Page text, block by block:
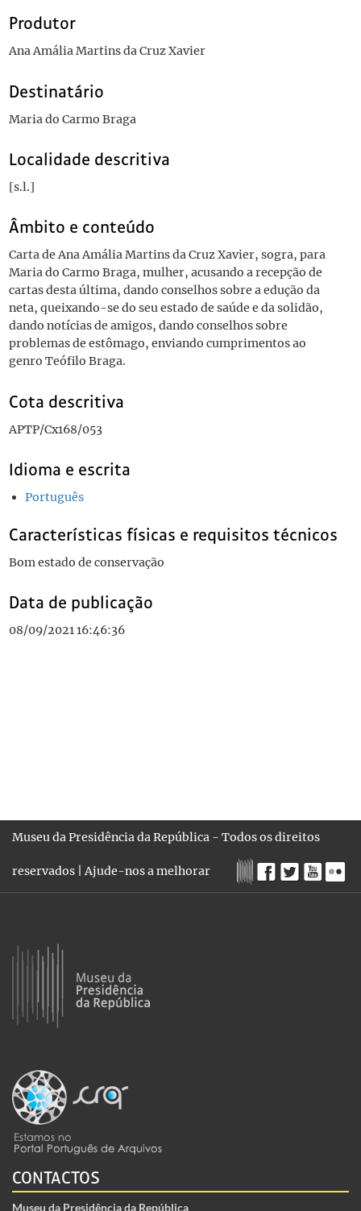
Produtor
Ana Amália Martins da Cruz Xavier
Destinatário
Maria do Carmo Braga
Localidade descritiva
[s.l.]
Âmbito e conteúdo
Carta de Ana Amália Martins da Cruz Xavier, sogra, para
Maria do Carmo Braga, mulher, acusando a recepção de
cartas desta última, dando conselhos sobre a edução da
neta, queixando-se do seu estado de saúde e da solidão,
dando notícias de amigos, dando conselhos sobre
problemas de estômago, enviando cumprimentos ao
genro Teófilo Braga.
Cota descritiva
APTP/Cx168/053
Idioma e escrita
Português
Características físicas e requisitos técnicos
Bom estado de conservação
Data de publicação
08/09/2021 16:46:36
Museu da Presidência da República - Todos os direitos
reservados |Ajude-nos a melhorar
CONTACTOS
Museu da Presidência da República